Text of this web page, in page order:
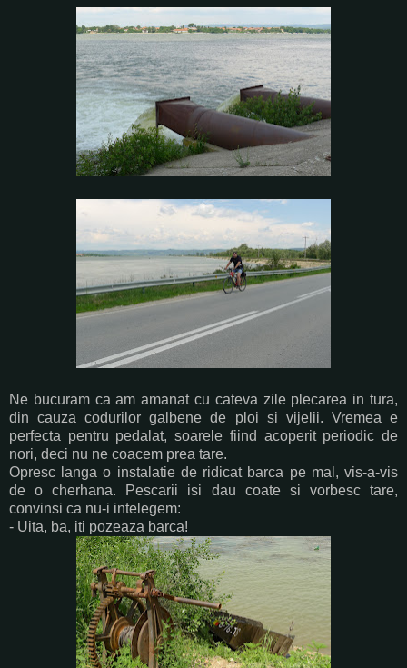
Ne bucuram ca am amanat cu cateva zile plecarea in tura,
din cauza codurilor galbene de ploi si vijelii. Vremea e
perfecta pentru pedalat, soarele fiind acoperit periodic de
nori, deci nu ne coacem prea tare.
Opresc langa o instalatie de ridicat barca pe mal, vis-a-vis
de o cherhana. Pescarii isi dau coate si vorbesc tare,
convinsi ca nu-i intelegem:
- Uita, ba, iti pozeaza barca!